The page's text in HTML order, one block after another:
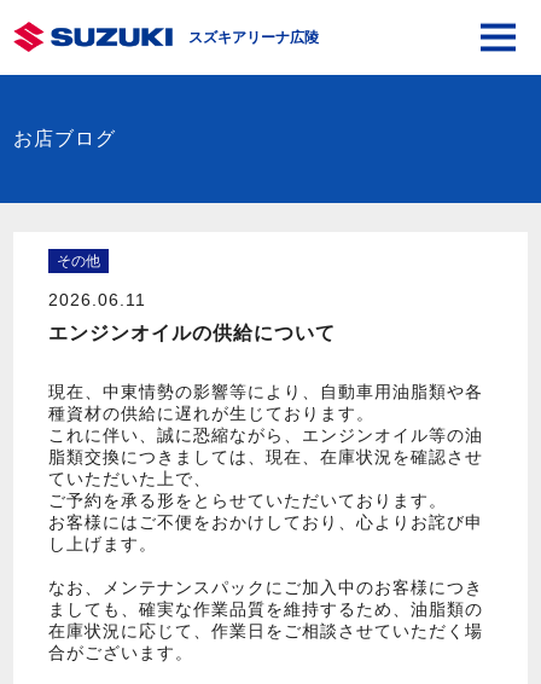
スズキアリーナ広陵
お店ブログ
その他
2026.06.11
エンジンオイルの供給について
現在、中東情勢の影響等により、自動車用油脂類や各
種資材の供給に遅れが生じております。
これに伴い、誠に恐縮ながら、エンジンオイル等の油
脂類交換につきましては、現在、在庫状況を確認させ
ていただいた上で、
ご予約を承る形をとらせていただいております。
お客様にはご不便をおかけしており、心よりお詫び申
し上げます。
なお、メンテナンスパックにご加入中のお客様につき
ましても、確実な作業品質を維持するため、油脂類の
在庫状況に応じて、作業日をご相談させていただく場
合がございます。